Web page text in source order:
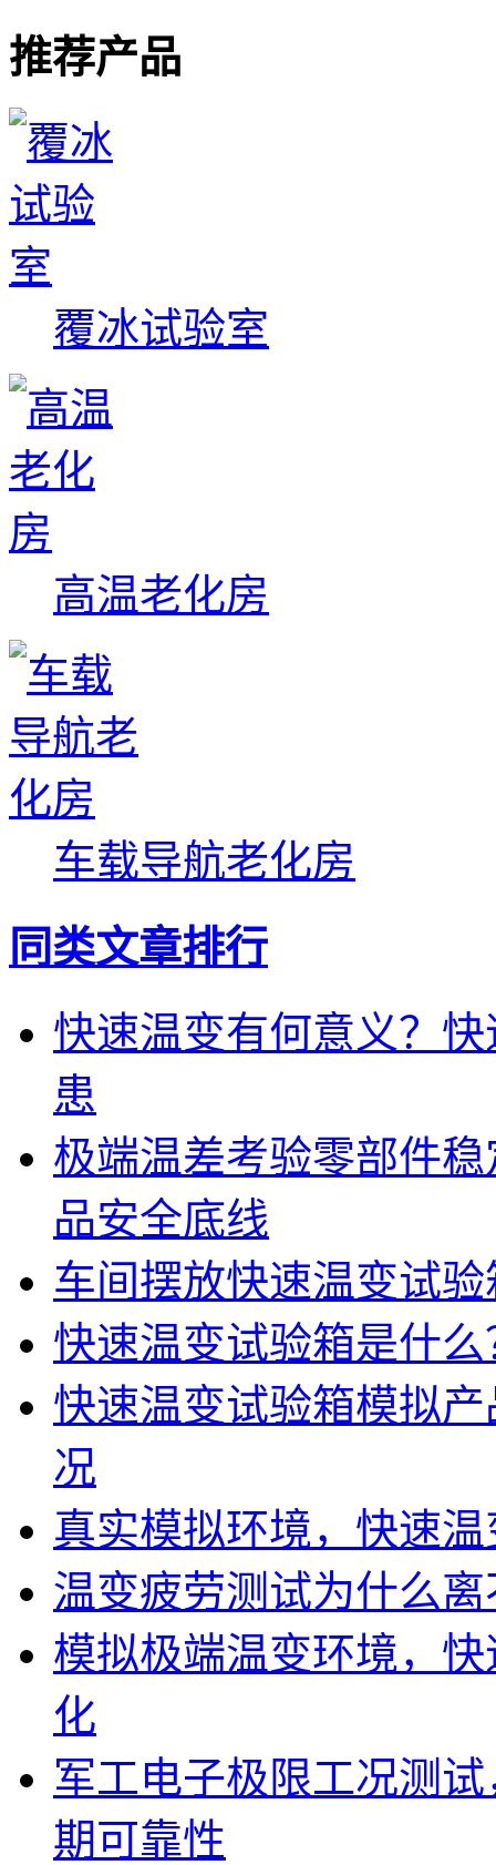
推荐产品
覆冰试验室
高温老化房
车载导航老化房
同类文章排行
快速温变有何意义？
患
极端温差考验零部件
品安全底线
车间摆放快速温变试
快速温变试验箱是什
快速温变试验箱模拟
况
真实模拟环境，快速
温变疲劳测试为什么
模拟极端温变环境，
化
军工电子极限工况测
期可靠性